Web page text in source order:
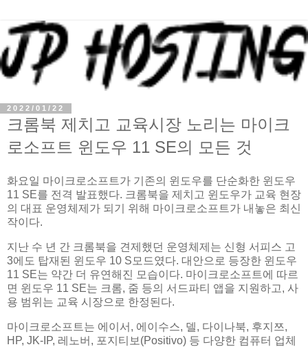
2022/01/22
크롬북 제치고 교육시장 노리는 마이크
로소프트 윈도우 11 SE의 모든 것
화요일 마이크로소프트가 기존의 윈도우를 단순화한 윈도우
11 SE를 전격 발표했다. 크롬북을 제치고 윈도우가 교육 현장
의 대표 운영체제가 되기 위해 마이크로소프트가 내놓은 최신
작이다.
지난 수 년 간 크롬북을 견제했던 운영체제는 신형 서피스 고
3에도 탑재된 윈도우 10 S모드였다. 대안으로 등장한 윈도우
11 SE는 약간 더 유연해진 모습이다. 마이크로소프트에 따르
면 윈도우 11 SE는 크롬, 줌 등의 서드파티 앱을 지원하고, 사
용 범위는 교육 시장으로 한정된다.
마이크로소프트는 에이서, 에이수스, 델, 다이나북, 후지쯔,
HP, JK-IP, 레노버, 포지티보(Positivo) 등 다양한 컴퓨터 업체